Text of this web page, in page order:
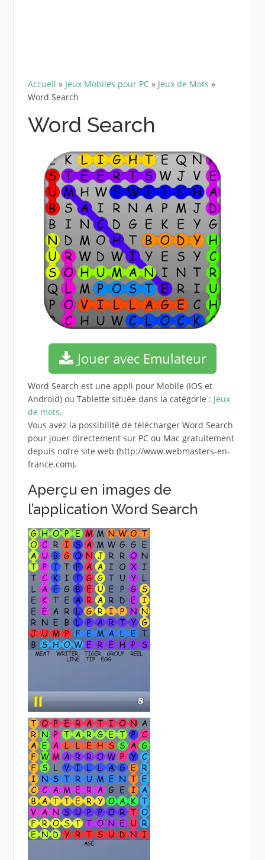
Accueil » Jeux Mobiles pour PC» Jeux de Mots »
Word Search
Word Search
Jouer avec Emulateur
Word Search est une appli pour Mobile (IOS et
Android) ou Tablette située dans la catégorie : Jeux
de mots.
Vous avez la possibilité de télécharger Word Search
pour jouer directement sur PC ou Mac gratuitement
depuis notre site web (http://www.webmasters-en-
france.com).
Aperçu en images de
l’application Word Search